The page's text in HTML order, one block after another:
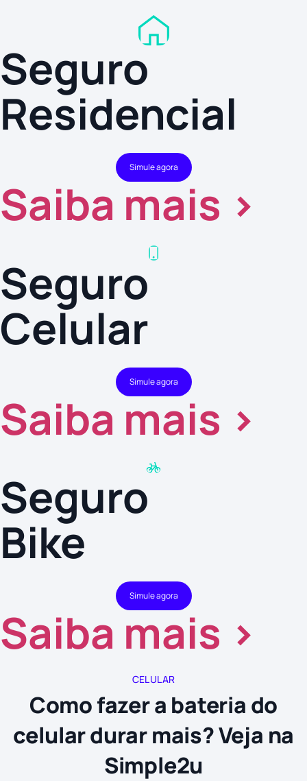
Seguro
Residencial
Simule agora
Saiba mais >
Seguro
Celular
Simule agora
Saiba mais >
Seguro
Bike
Simule agora
Saiba mais >
CELULAR
Como fazer a bateria do
celular durar mais? Veja na
Simple2u